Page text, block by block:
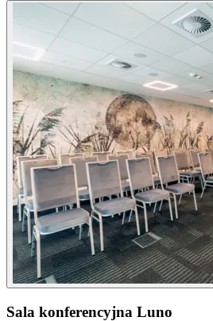
Sala konferencyjna Luno